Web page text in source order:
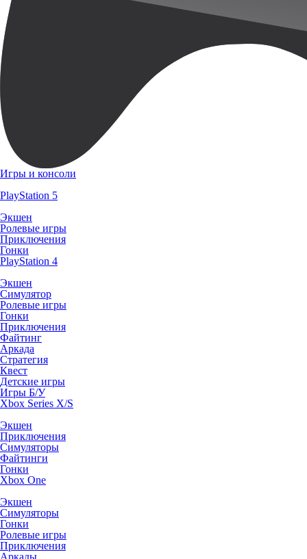
Игры и консоли
PlayStation 5
Экшен
Ролевые игры
Приключения
Гонки
PlayStation 4
Экшен
Симулятор
Ролевые игры
Гонки
Приключения
Файтинг
Аркада
Стратегия
Квест
Детские игры
Игры Б/У
Xbox Series X/S
Экшен
Приключения
Симуляторы
Файтинги
Гонки
Xbox One
Экшен
Симуляторы
Гонки
Ролевые игры
Приключения
Аркады